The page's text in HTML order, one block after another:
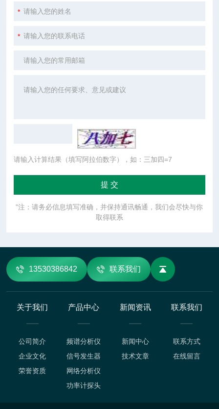
请输入计算结果（填写阿拉伯数字），如：三加四=7
"注：请务必信息填写准确，并保持通讯畅通，我们会尽快与你
取得联系
13530386842 联系我们
关于我们
公司简介
企业文化
荣誉资质
产品中心
频谱分析仪
信号发生器
网络分析仪
功率计探头
新闻资讯
新闻中心
技术文章
联系我们
联系方式
在线留言